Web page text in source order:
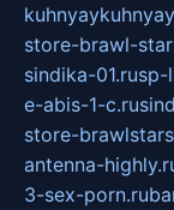
store-brawl-
sindika-01.rusp-
e-abis-1-c.ru
store-
antenna-
3-sex-porn.ru